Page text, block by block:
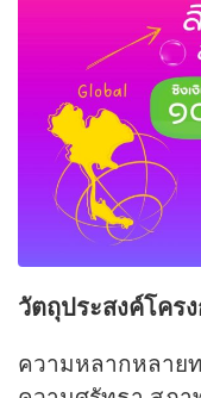
วัตถุประสงค์โคร
ความหลากหลาย